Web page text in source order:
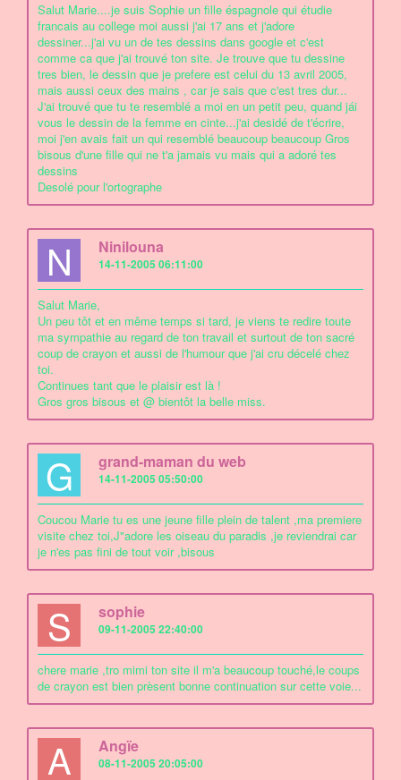
Salut Marie....je suis Sophie un fille éspagnole qui étudie
francais au college moi aussi j'ai 17 ans et j'adore
dessiner...j'ai vu un de tes dessins dans google et c'est
comme ca que j'ai trouvé ton site. Je trouve que tu dessine
tres bien, le dessin que je prefere est celui du 13 avril 2005,
mais aussi ceux des mains , car je sais que c'est tres dur...
J'ai trouvé que tu te resemblé a moi en un petit peu, quand jái
vous le dessin de la femme en cinte...j'ai desidé de t'écrire,
moi j'en avais fait un qui resemblé beaucoup beaucoup Gros
bisous d'une fille qui ne t'a jamais vu mais qui a adoré tes
dessins
Desolé pour l'ortographe
N Ninilouna
14-11-2005 06:11:00
Salut Marie,
Un peu tôt et en même temps si tard, je viens te redire toute
ma sympathie au regard de ton travail et surtout de ton sacré
coup de crayon et aussi de l'humour que j'ai cru décelé chez
toi.
Continues tant que le plaisir est là !
Gros gros bisous et @ bientôt la belle miss.
G grand-maman du web
14-11-2005 05:50:00
Coucou Marie tu es une jeune fille plein de talent ,ma premiere
visite chez toi,J"adore les oiseau du paradis ,je reviendrai car
je n'es pas fini de tout voir ,bisous
S sophie
09-11-2005 22:40:00
chere marie ,tro mimi ton site il m'a beaucoup touché,le coups
de crayon est bien prèsent bonne continuation sur cette voie...
A Angïe
08-11-2005 20:05:00